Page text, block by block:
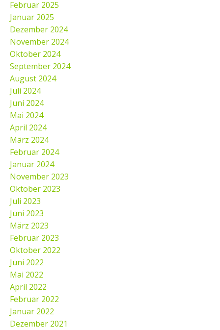
Februar 2025
Januar 2025
Dezember 2024
November 2024
Oktober 2024
September 2024
August 2024
Juli 2024
Juni 2024
Mai 2024
April 2024
März 2024
Februar 2024
Januar 2024
November 2023
Oktober 2023
Juli 2023
Juni 2023
März 2023
Februar 2023
Oktober 2022
Juni 2022
Mai 2022
April 2022
Februar 2022
Januar 2022
Dezember 2021